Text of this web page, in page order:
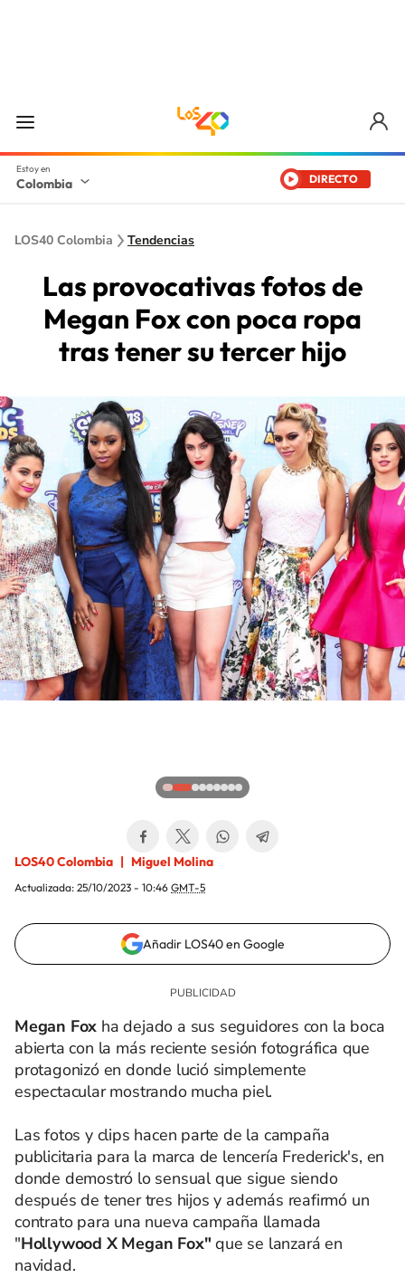
Colombia DIRECTO
LOS40 Colombia Tendencias
Las provocativas fotos de
Megan Fox con poca ropa
tras tener su tercer hijo
LOS40 Colombia Miguel Molina
Actualizada: 25/10/2023 - 10:46 GMT-5
Añadir LOS40 en Google
Megan Fox ha dejado a sus seguidores con la boca
abierta con la más reciente sesión fotográfica que
protagonizó en donde lució simplemente
espectacular mostrando mucha piel.
Las fotos y clips hacen parte de la campaña
publicitaria para la marca de lencería Frederick's, en
donde demostró lo sensual que sigue siendo
después de tener tres hijos y además reafirmó un
contrato para una nueva campaña llamada
"Hollywood X Megan Fox"que se lanzará en
navidad.